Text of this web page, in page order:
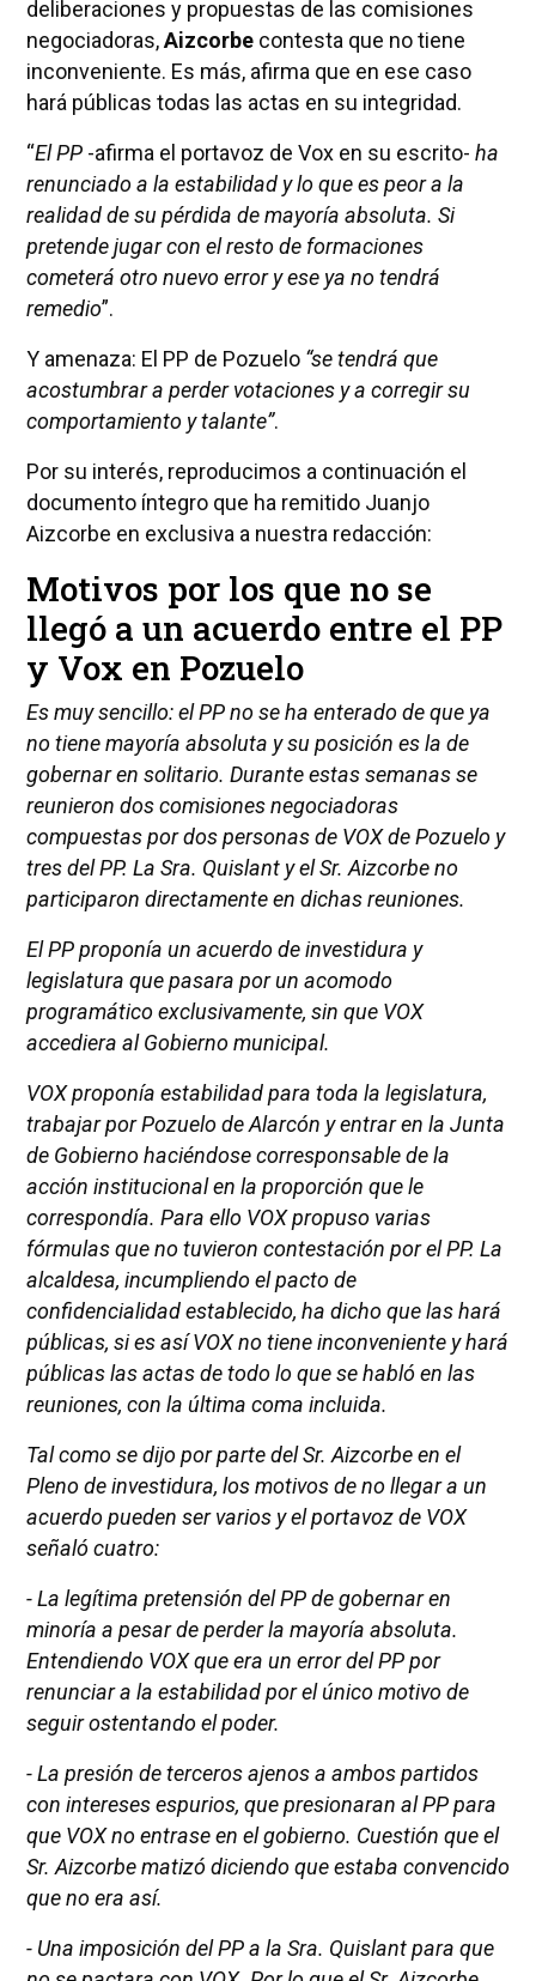
deliberaciones y propuestas de las comisiones
negociadoras,Aizcorbecontesta que no tiene
inconveniente. Es más, afirma que en ese caso
hará públicas todas las actas en su integridad.
“El PP-afirma el portavoz de Vox en su escrito- ha
renunciado a la estabilidad y lo que es peor a la
realidad de su pérdida de mayoría absoluta. Si
pretende jugar con el resto de formaciones
cometerá otro nuevo error y ese ya no tendrá
remedio”.
Y amenaza: El PP de Pozuelo “se tendrá que
acostumbrar a perder votaciones y a corregir su
comportamiento y talante”.
Por su interés, reproducimos a continuación el
documento íntegro que ha remitido Juanjo
Aizcorbe en exclusiva a nuestra redacción:
Motivos por los que no se
llegó a un acuerdo entre el PP
y Vox en Pozuelo
Es muy sencillo: el PP no se ha enterado de que ya
no tiene mayoría absoluta y su posición es la de
gobernar en solitario. Durante estas semanas se
reunieron dos comisiones negociadoras
compuestas por dos personas de VOX de Pozuelo y
tres del PP. La Sra. Quislant y el Sr. Aizcorbe no
participaron directamente en dichas reuniones.
El PP proponía un acuerdo de investidura y
legislatura que pasara por un acomodo
programático exclusivamente, sin que VOX
accediera al Gobierno municipal.
VOX proponía estabilidad para toda la legislatura,
trabajar por Pozuelo de Alarcón y entrar en la Junta
de Gobierno haciéndose corresponsable de la
acción institucional en la proporción que le
correspondía. Para ello VOX propuso varias
fórmulas que no tuvieron contestación por el PP. La
alcaldesa, incumpliendo el pacto de
confidencialidad establecido, ha dicho que las hará
públicas, si es así VOX no tiene inconveniente y hará
públicas las actas de todo lo que se habló en las
reuniones, con la última coma incluida.
Tal como se dijo por parte del Sr. Aizcorbe en el
Pleno de investidura, los motivos de no llegar a un
acuerdo pueden ser varios y el portavoz de VOX
señaló cuatro:
- La legítima pretensión del PP de gobernar en
minoría a pesar de perder la mayoría absoluta.
Entendiendo VOX que era un error del PP por
renunciar a la estabilidad por el único motivo de
seguir ostentando el poder.
- La presión de terceros ajenos a ambos partidos
con intereses espurios, que presionaran al PP para
que VOX no entrase en el gobierno. Cuestión que el
Sr. Aizcorbe matizó diciendo que estaba convencido
que no era así.
- Una imposición del PP a la Sra. Quislant para que